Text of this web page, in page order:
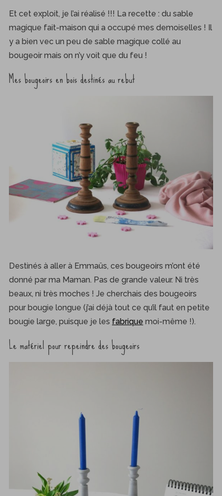
Et cet exploit, je l’ai réalisé !!! La recette : du sable
magique fait-maison qui a occupé mes demoiselles ! Il
y a bien vec un peu de sable magique collé au
bougeoir mais on n’y voit que du feu !
Mes bougeoirs en bois destinés au rebut
Destinés à aller à Emmaüs, ces bougeoirs m’ont été
donné par ma Maman. Pas de grande valeur. Ni très
beaux, ni très moches ! Je cherchais des bougeoirs
pour bougie longue (j’ai déjà tout ce qu’il faut en petite
bougie large, puisque je les fabrique moi-même !).
Le matériel pour repeindre des bougeoirs